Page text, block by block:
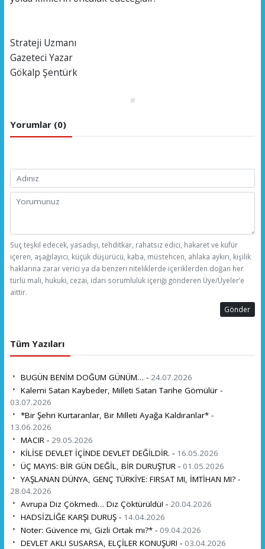
Strateji Uzmanı
Gazeteci Yazar
Gökalp Şentürk
#
Yorumlar (0)
Suç teşkil edecek, yasadışı, tehditkar, rahatsız edici, hakaret ve küfür
içeren, aşağılayıcı, küçük düşürücü, kaba, müstehcen, ahlaka aykırı, kişilik
haklarına zarar verici ya da benzeri niteliklerde içeriklerden doğan her
türlü mali, hukuki, cezai, idari sorumluluk içeriği gönderen Üye/Üyeler’e
aittir.
Gönder
Tüm Yazıları
BUGÜN BENİM DOĞUM GÜNÜM… - 24.07.2026
Kalemi Satan Kaybeder, Milleti Satan Tarihe Gömülür -
03.07.2026
*Bir Şehri Kurtaranlar, Bir Milleti Ayağa Kaldıranlar* -
13.06.2026
MACIR - 29.05.2026
KİLİSE DEVLET İÇİNDE DEVLET DEĞİLDİR. - 16.05.2026
ÜÇ MAYIS: BİR GÜN DEĞİL, BİR DURUŞTUR - 01.05.2026
YAŞLANAN DÜNYA, GENÇ TÜRKİYE: FIRSAT MI, İMTİHAN MI? -
28.04.2026
Avrupa Diz Çökmedi… Diz Çöktürüldü! - 20.04.2026
HADSİZLİĞE KARŞI DURUŞ - 14.04.2026
Noter: Güvence mi, Gizli Ortak mı?* - 09.04.2026
DEVLET AKLI SUSARSA, ELÇİLER KONUŞUR! - 03.04.2026